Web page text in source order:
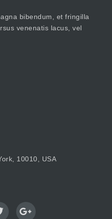
bibendum, et fringilla
venenatis lacus, vel
10010, USA